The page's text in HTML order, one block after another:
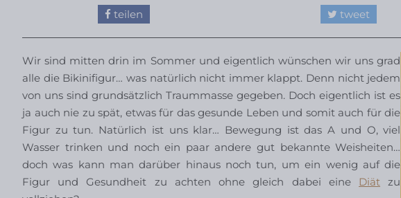
teilen tweet
Wir sind mitten drin im Sommer und eigentlich wünschen wir uns grad
alle die Bikinifigur… was natürlich nicht immer klappt. Denn nicht jedem
von uns sind grundsätzlich Traummasse gegeben. Doch eigentlich ist es
ja auch nie zu spät, etwas für das gesunde Leben und somit auch für die
Figur zu tun. Natürlich ist uns klar… Bewegung ist das A und O, viel
Wasser trinken und noch ein paar andere gut bekannte Weisheiten…
doch was kann man darüber hinaus noch tun, um ein wenig auf die
Figur und Gesundheit zu achten ohne gleich dabei eine Diät zu